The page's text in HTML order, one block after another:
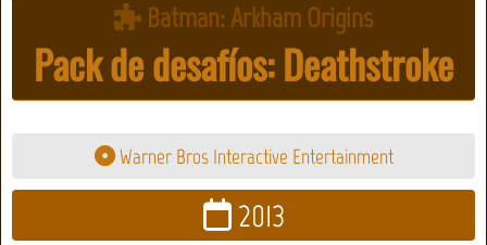
Batman: Arkham Origins
Pack de desafíos: Deathstroke
Warner Bros Interactive Entertainment
2013